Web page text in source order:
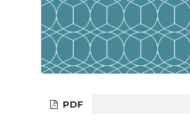
PDF